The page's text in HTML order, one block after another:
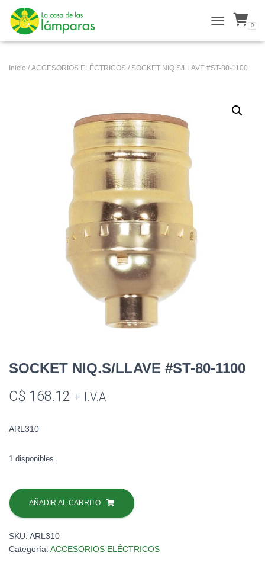
ALTERNAR
0
Inicio / ACCESORIOS ELÉCTRICOS / SOCKET NIQ.S/LLAVE #ST-80-1100
SOCKET NIQ.S/LLAVE #ST-80-1100
C$ 168.12 + I.V.A
ARL310
1 disponibles
SOCKET
NIQ.S/LLAVE
#ST-
1100
cantidad
AÑADIR AL CARRITO
SKU: ARL310
Categoría: ACCESORIOS ELÉCTRICOS